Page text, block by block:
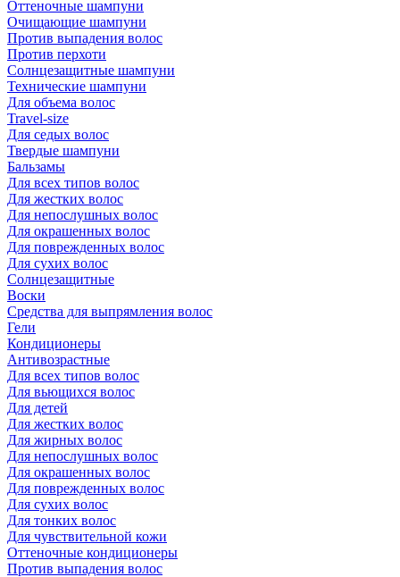
Оттеночные шампуни
Очищающие шампуни
Против выпадения волос
Против перхоти
Солнцезащитные шампуни
Технические шампуни
Для объема волос
Travel-size
Для седых волос
Твердые шампуни
Бальзамы
Для всех типов волос
Для жестких волос
Для непослушных волос
Для окрашенных волос
Для поврежденных волос
Для сухих волос
Солнцезащитные
Воски
Средства для выпрямления волос
Гели
Кондиционеры
Антивозрастные
Для всех типов волос
Для вьющихся волос
Для детей
Для жестких волос
Для жирных волос
Для непослушных волос
Для окрашенных волос
Для поврежденных волос
Для сухих волос
Для тонких волос
Для чувствительной кожи
Оттеночные кондиционеры
Против выпадения волос